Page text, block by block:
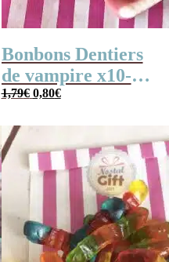
Bonbons Dentiers
de vampire x10-
Bonbons
1,79€ Le
1,79€.
0,80€Le
0,80€.